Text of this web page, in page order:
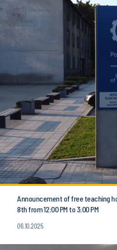
Announcement of free teaching
8th from 12:00 PM to 3:00 PM
06.10.2025